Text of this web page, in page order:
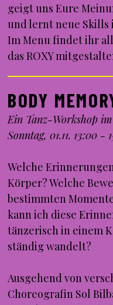
geigt uns Eure
und lernt neue Skills
Im Menu findet ihr
das ROXY
BODY
Ein Tanz-Workshop
Sonntag, 01.11. 13:00 -
Welche
Körper? Welche
bestimmten
kann ich diese
tänzerisch in einem
ständig wandelt?
Ausgehend von
Choreografin Sol